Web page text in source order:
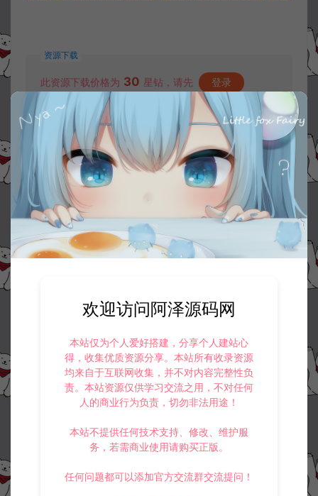
资源下载
此资源下载价格为 30 星钻，请先 登录
收藏 (0) 打赏 点赞 (
©版权免责声明
1.本站资源售价只是赞助，收取费用仅维持本站的日常运营所需。
将会第一时间解决！
业用途，请大家不要用于商用！
侵权联系邮箱：32838727@qq.com
阿泽源码网 小游戏H5
三网H5闯关游戏【磨叽蘑菇H5】11月最
新整理Linux手工服务端+Win一键服务端+逆向前端源码+解压即玩+简易安
https://www.lyzwlkj.vip/54689/syzy/xyxh5/
欢迎访问阿泽源码网
本站仅为个人爱好搭建，分享个人建站心
得，收集优质资源分享。本站所有收录资源
均来自于互联网收集，并不对内容完整性负
责。本站资源仅供学习交流之用，不对任何
人的商业行为负责，切勿非法用途！
本站不提供任何技术支持、修改、维护服
务，若需商业使用请购买正版。
任何问题都可以添加官方交流群交流提问！